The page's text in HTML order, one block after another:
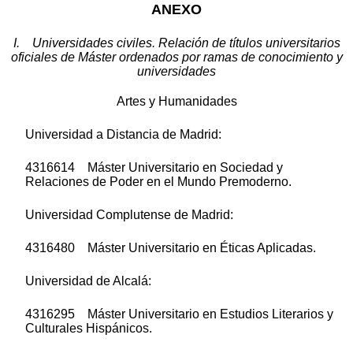
ANEXO
I. Universidades civiles. Relación de títulos universitarios
oficiales de Máster ordenados por ramas de conocimiento y
universidades
Artes y Humanidades
Universidad a Distancia de Madrid:
4316614 Máster Universitario en Sociedad y
Relaciones de Poder en el Mundo Premoderno.
Universidad Complutense de Madrid:
4316480 Máster Universitario en Éticas Aplicadas.
Universidad de Alcalá:
4316295 Máster Universitario en Estudios Literarios y
Culturales Hispánicos.